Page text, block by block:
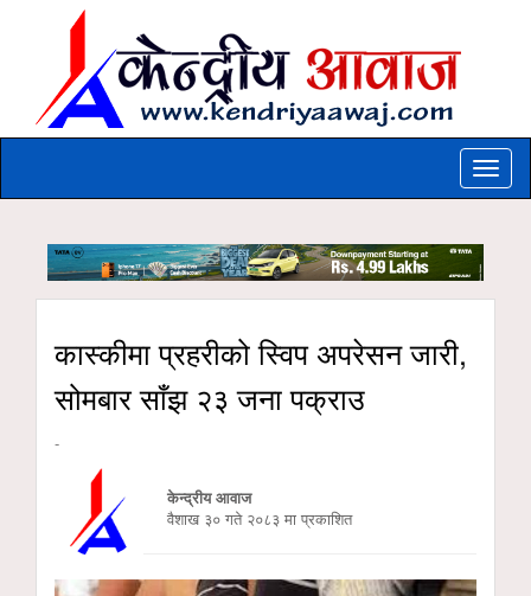
Toggle
कास्कीमा प्रहरीको स्विप अपरेसन जारी,
सोमबार साँझ २३ जना पक्राउ
-
केन्द्रीय आवाज
वैशाख ३० गते २०८३ मा प्रकाशित